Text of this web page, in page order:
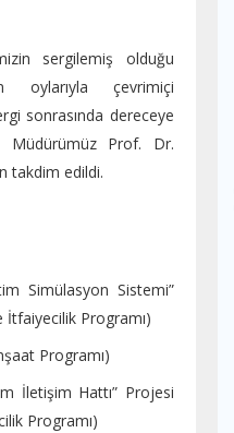
sergilemiş olduğu
oylarıyla çevrimiçi
sonrasında dereceye
Müdürümüz Prof. Dr.
takdim edildi.
Simülasyon Sistemi”
İtfaiyecilik Programı)
Programı)
İletişim Hattı” Projesi
Programı)